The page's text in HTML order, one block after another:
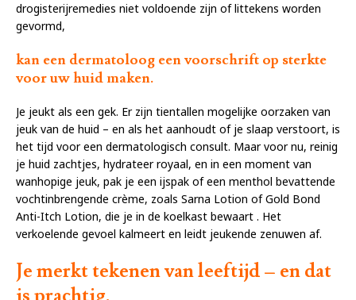
drogisterijremedies niet voldoende zijn of littekens worden
gevormd,
kan een dermatoloog een voorschrift op sterkte
voor uw huid maken.
Je jeukt als een gek. Er zijn tientallen mogelijke oorzaken van
jeuk van de huid – en als het aanhoudt of je slaap verstoort, is
het tijd voor een dermatologisch consult. Maar voor nu, reinig
je huid zachtjes, hydrateer royaal, en in een moment van
wanhopige jeuk, pak je een ijspak of een menthol bevattende
vochtinbrengende crème, zoals Sarna Lotion of Gold Bond
Anti-Itch Lotion, die je in de koelkast bewaart . Het
verkoelende gevoel kalmeert en leidt jeukende zenuwen af.
Je merkt tekenen van leeftijd – en dat